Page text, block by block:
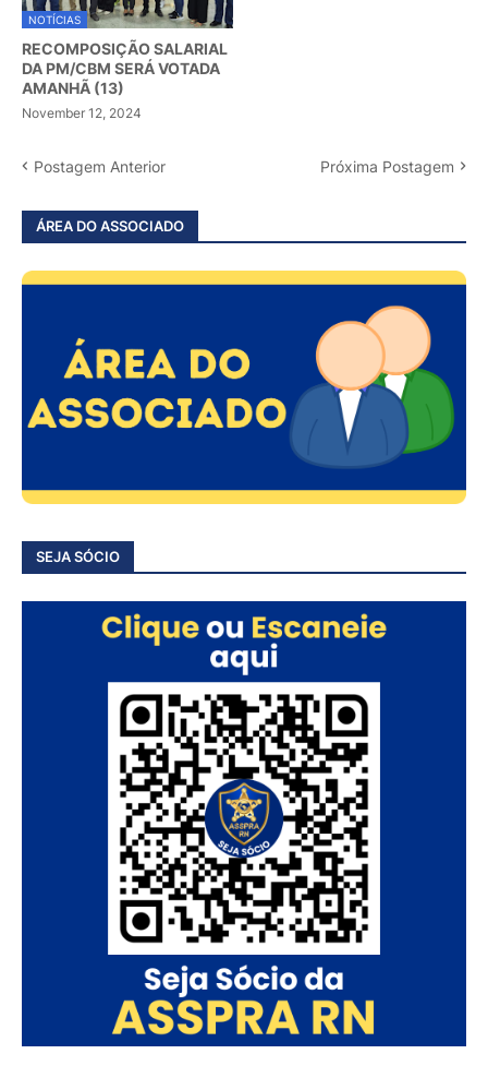
NOTÍCIAS
RECOMPOSIÇÃO SALARIAL
DA PM/CBM SERÁ VOTADA
AMANHÃ (13)
November 12, 2024
Postagem Anterior Próxima Postagem
ÁREA DO ASSOCIADO
SEJA SÓCIO